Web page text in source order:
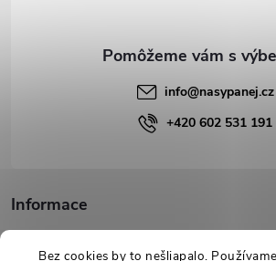
Bez cookies by to nešliapalo.
Informace
Podpora
info@nasypanej.cz
+420 602 531 191